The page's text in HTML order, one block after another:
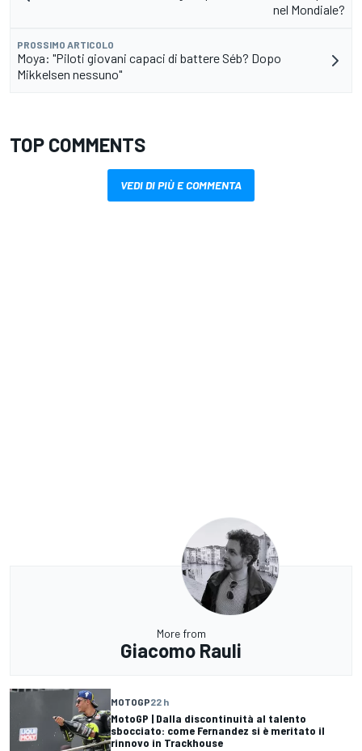
nel Mondiale?
PROSSIMO ARTICOLO
Moya: "Piloti giovani capaci di battere Séb? Dopo
Mikkelsen nessuno"
TOP COMMENTS
VEDI DI PIÙ E COMMENTA
More from
Giacomo Rauli
MOTOGP22 h
MotoGP | Dalla discontinuità al talento
sbocciato: come Fernandez si è meritato il
rinnovo in Trackhouse